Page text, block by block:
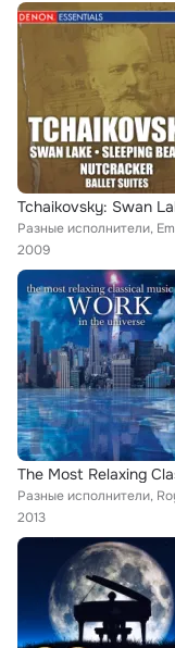
2009
2013